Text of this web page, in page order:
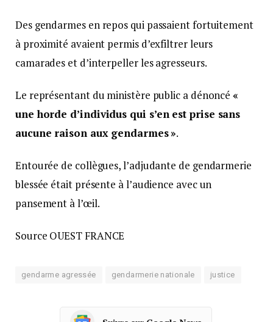
Des gendarmes en repos qui passaient fortuitement
à proximité avaient permis d’exfiltrer leurs
camarades et d’interpeller les agresseurs.
Le représentant du ministère public a dénoncé«
une horde d’individus qui s’en est prise sans
aucune raison aux gendarmes ».
Entourée de collègues, l’adjudante de gendarmerie
blessée était présente à l’audience avec un
pansement à l’œil.
Source OUEST FRANCE
gendarme agressée gendarmerie nationale justice